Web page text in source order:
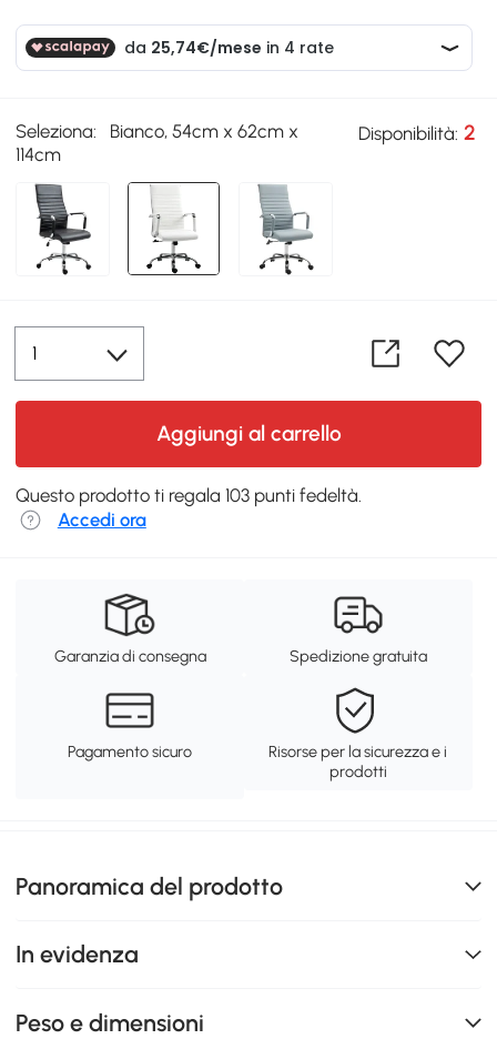
Seleziona:
Bianco, 54cm x 62cm x
114cm
Disponibilità: 2
Aggiungi al carrello
Questo prodotto ti regala 103 punti fedeltà.
Accedi ora
Garanzia di consegna Spedizione gratuita
Pagamento sicuro
Risorse per la sicurezza e i
prodotti
Panoramica del prodotto
In evidenza
Peso e dimensioni